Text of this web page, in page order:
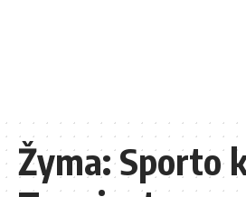
Žyma:Sporto